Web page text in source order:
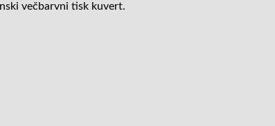
večbarvni tisk kuvert.